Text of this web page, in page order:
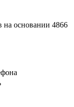
на основании 4866